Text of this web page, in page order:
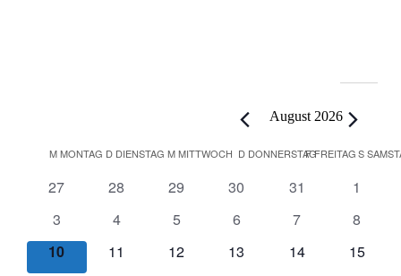
August 2026
Kalender
von
MMONTAG D DIENSTAG MMITTWOCH D DONNERSTAG
FFREITAGS
0
27
0
28
0
29
0
30
0
31
0
1
0
Veranstaltungen
3
0
4
0
5
0
6
0
7
0
8
0
10
0
11
0
12
0
13
0
14
0
15